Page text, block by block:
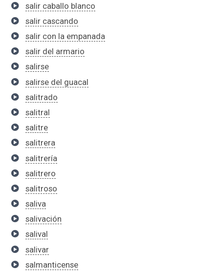
salir caballo blanco
salir cascando
salir con la empanada
salir del armario
salirse
salirse del guacal
salitrado
salitral
salitre
salitrera
salitrería
salitrero
salitroso
saliva
salivación
salival
salivar
salmanticense